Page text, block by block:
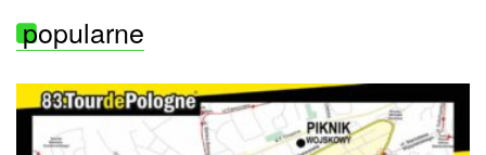
popularne